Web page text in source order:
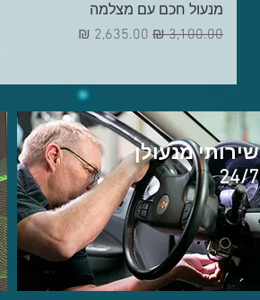
מנעול חכם עם מצלמה
מחיר רגיל
מחיר מבצע
שירותי מנעולן
24/7